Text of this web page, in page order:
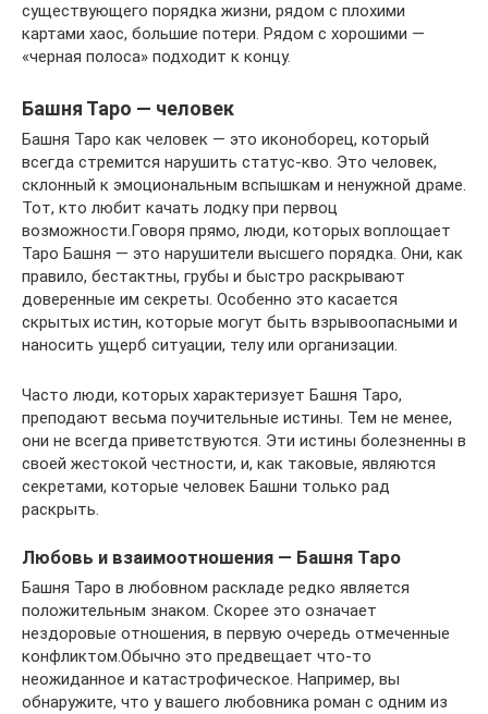
существующего порядка жизни, рядом с плохими
картами хаос, большие потери. Рядом с хорошими —
«черная полоса» подходит к концу.
Башня Таро — человек
Башня Таро как человек — это иконоборец, который
всегда стремится нарушить статус-кво. Это человек,
склонный к эмоциональным вспышкам и ненужной драме.
Тот, кто любит качать лодку при первоц
возможности.Говоря прямо, люди, которых воплощает
Таро Башня — это нарушители высшего порядка. Они, как
правило, бестактны, грубы и быстро раскрывают
доверенные им секреты. Особенно это касается
скрытых истин, которые могут быть взрывоопасными и
наносить ущерб ситуации, телу или организации.
Часто люди, которых характеризует Башня Таро,
преподают весьма поучительные истины. Тем не менее,
они не всегда приветствуются. Эти истины болезненны в
своей жестокой честности, и, как таковые, являются
секретами, которые человек Башни только рад
раскрыть.
Любовь и взаимоотношения — Башня Таро
Башня Таро в любовном раскладе редко является
положительным знаком. Скорее это означает
нездоровые отношения, в первую очередь отмеченные
конфликтом.Обычно это предвещает что-то
неожиданное и катастрофическое. Например, вы
обнаружите, что у вашего любовника роман с одним из